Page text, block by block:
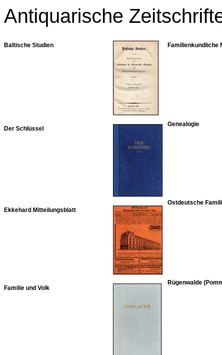
Antiquarische
Baltische Studien
Der Schlüssel
Ekkehard Mitteilungsblatt
Familie und Volk
Familienkundliche
Genealogie
Ostdeutsche
Rügenwalde